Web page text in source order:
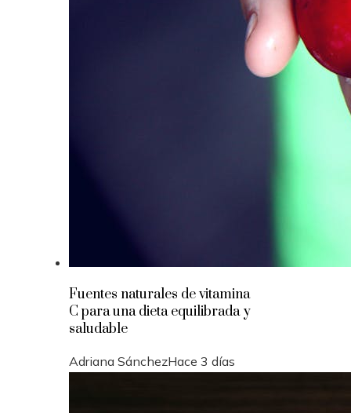
Fuentes naturales de vitamina
C para una dieta equilibrada y
saludable
Adriana SánchezHace 3 días